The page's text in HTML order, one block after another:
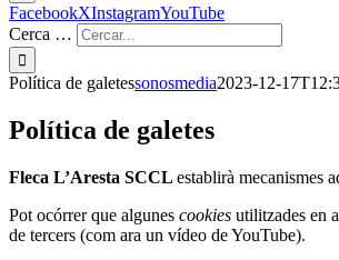
FacebookXInstagramYouTube
Cerca …
Política de galetessonosmedia2023-12-
Política de galetes
Fleca L’Aresta SCCL establirà mecanismes
Pot ocórrer que algunes cookies utilitzades en
de tercers (com ara un vídeo de YouTube).